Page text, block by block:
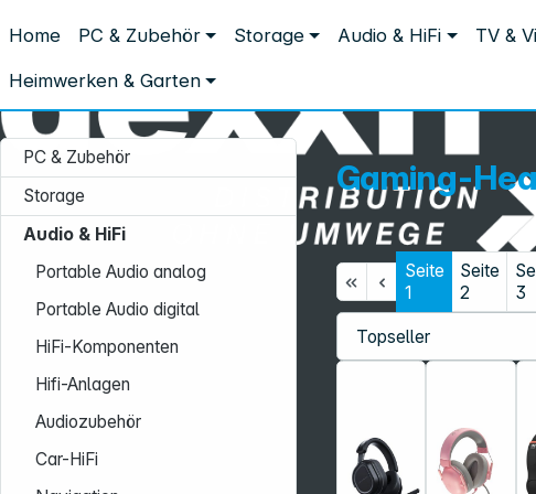
Home PC & Zubehör Storage Audio & HiFi TV &
Heimwerken & Garten
Audio & HiFi Kopfhörer & Headsets Gaming-Headsets
Gaming-Headsets
PC & Zubehör
Storage
Audio & HiFi
Portable Audio analog
Portable Audio digital
HiFi-Komponenten
Hifi-Anlagen
Audiozubehör
Car-HiFi
Gaming-
Seite
1
Seite
2
3
Service-Hotline:
+49 931 9708–496
Mo. - Fr.: 08:00 - 17:00 Uhr